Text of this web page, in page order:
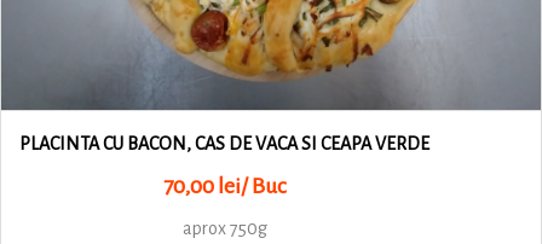
PLACINTA CU BACON, CAS DE VACA SI CEAPA VERDE
70,00 lei/ Buc
aprox 750g